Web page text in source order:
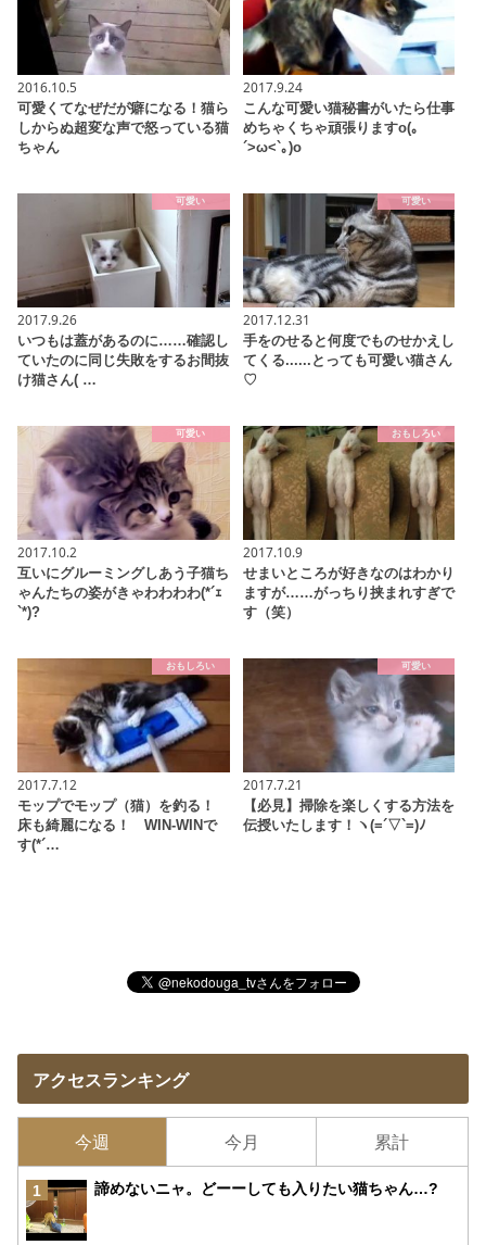
2016.10.5
可愛くてなぜだが癖になる！猫ら
しからぬ超変な声で怒っている猫
ちゃん
2017.9.24
こんな可愛い猫秘書がいたら仕事
めちゃくちゃ頑張りますo(｡
´>ω<`｡)o
可愛い
2017.9.26
いつもは蓋があるのに……確認し
ていたのに同じ失敗をするお間抜
け猫さん( …
可愛い
2017.12.31
手をのせると何度でものせかえし
てくる......とっても可愛い猫さん
♡
可愛い
2017.10.2
互いにグルーミングしあう子猫ち
ゃんたちの姿がきゃわわわわ(*´ｪ
`*)?
おもしろい
2017.10.9
せまいところが好きなのはわかり
ますが……がっちり挟まれすぎで
す（笑）
おもしろい
2017.7.12
モップでモップ（猫）を釣る！
床も綺麗になる！ WIN-WINで
す(*´…
可愛い
2017.7.21
【必見】掃除を楽しくする方法を
伝授いたします！ヽ(=´▽`=)ﾉ
アクセスランキング
今週 今月 累計
1 諦めないニャ。どーーしても入りたい猫ちゃん…?